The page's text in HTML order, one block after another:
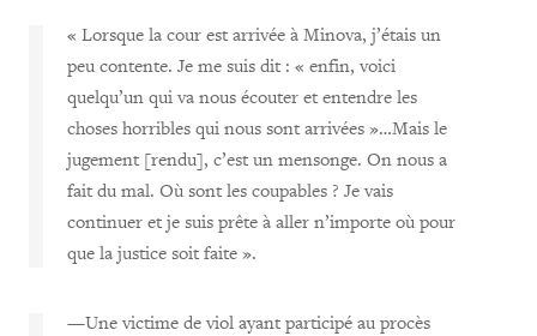
« Lorsque la cour est arrivée à Minova, j’étais un
peu contente. Je me suis dit : « enfin, voici
quelqu’un qui va nous écouter et entendre les
choses horribles qui nous sont arrivées »…Mais le
jugement [rendu], c’est un mensonge. On nous a
fait du mal. Où sont les coupables ? Je vais
continuer et je suis prête à aller n’importe où pour
que la justice soit faite ».
—Une victime de viol ayant participé au procès